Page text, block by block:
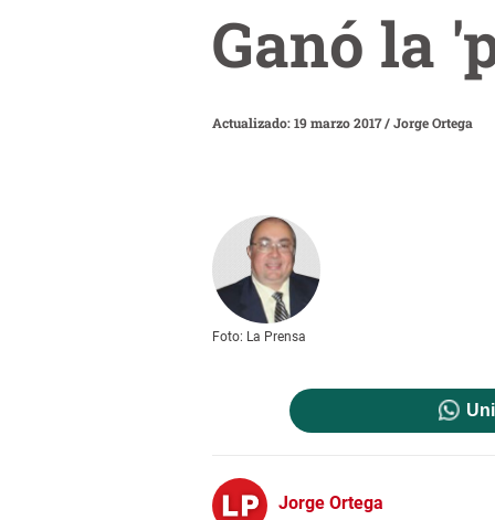
Ganó la
Actualizado: 19 marzo 2017/Jorge Ortega
Foto: La Prensa
Jorge Ortega